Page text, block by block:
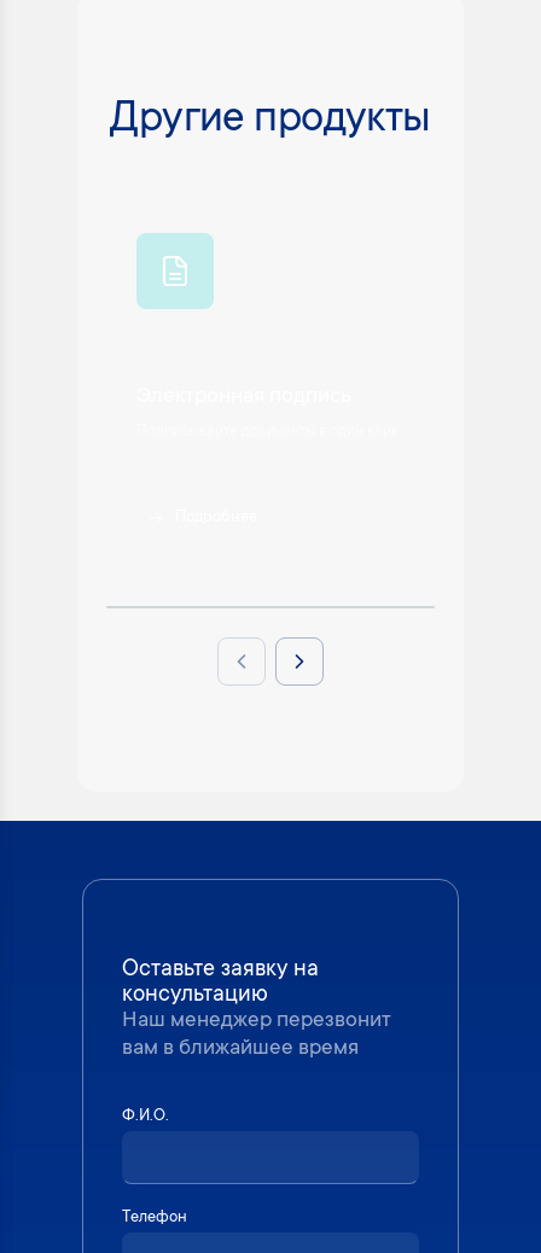
Другие продукты
Previous slideNext slide
Оставьте заявку на
консультацию
Наш менеджер перезвонит
вам в ближайшее время
Ф.И.О.
Телефон